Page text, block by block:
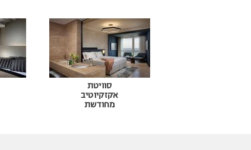
סוויטת
אקזקיוטיב
מחודשת